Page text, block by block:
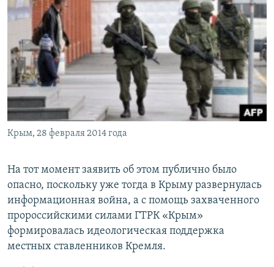
Крым, 28 февраля 2014 года
На тот момент заявить об этом публично было
опасно, поскольку уже тогда в Крыму развернулась
информационная война, а с помощь захваченного
пророссийскими силами ГТРК «Крым»
формировалась идеологическая поддержка
местных ставленников Кремля.